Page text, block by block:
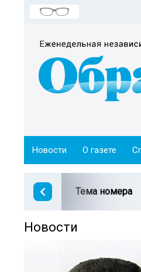
Новости О газете
Тема номера
Новости